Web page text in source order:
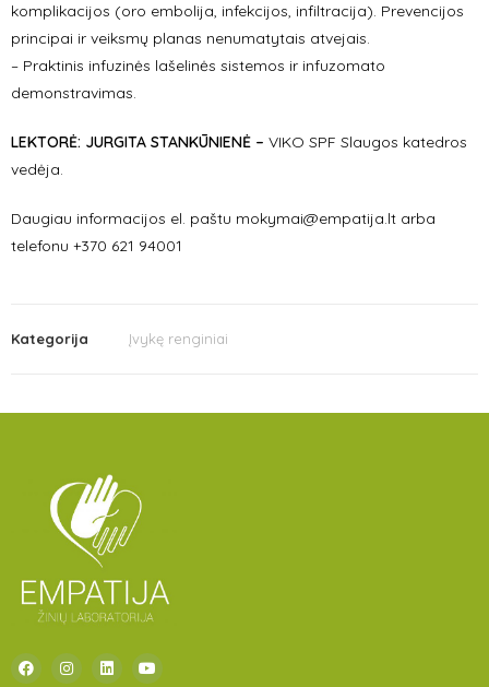
komplikacijos (oro embolija, infekcijos, infiltracija). Prevencijos
principai ir veiksmų planas nenumatytais atvejais.
– Praktinis infuzinės lašelinės sistemos ir infuzomato
demonstravimas.
LEKTORĖ: JURGITA STANKŪNIENĖ – VIKO SPF Slaugos katedros
vedėja.
Daugiau informacijos el. paštu mokymai@empatija.lt arba
telefonu +370 621 94001
Kategorija Įvykę renginiai